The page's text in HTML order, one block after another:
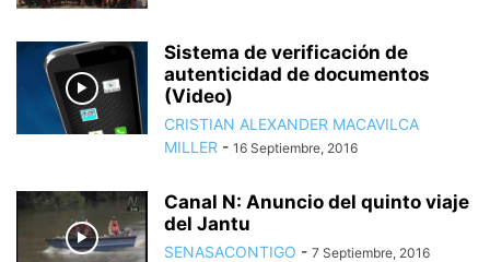
Sistema de verificación de
autenticidad de documentos
(Video)
CRISTIAN ALEXANDER MACAVILCA
MILLER - 16 Septiembre, 2016
Canal N: Anuncio del quinto viaje
del Jantu
SENASACONTIGO - 7 Septiembre, 2016